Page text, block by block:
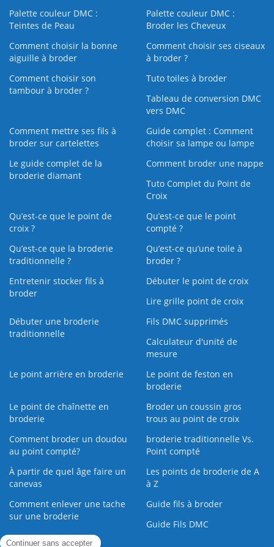
Palette couleur DMC :
Teintes de Peau
Palette couleur DMC :
Broder les Cheveux
Comment choisir la bonne
aiguille à broder
Comment choisir ses ciseaux
à broder ?
Comment choisir son
tambour à broder ?
Tuto toiles à broder
Tableau de conversion DMC
vers DMC
Comment mettre ses fils à
broder sur cartelettes
Guide complet : Comment
choisir sa lampe ou lampe
Le guide complet de la
broderie diamant
Comment broder une nappe
Tuto Complet du Point de
Croix
Qu’est-ce que le point de
croix ?
Qu’est-ce que le point
compté ?
Qu’est-ce que la broderie
traditionnelle ?
Qu’est‑ce qu’une toile à
broder ?
Entretenir stocker fils à
broder
Débuter le point de croix
Lire grille point de croix
Débuter une broderie
traditionnelle
Fils DMC supprimés
Calculateur d'unité de
mesure
Le point arrière en broderie
Le point de feston en
broderie
Le point de chaînette en
broderie
Broder un coussin gros
trous au point de croix
Comment broder un doudou
au point compté?
broderie traditionnelle Vs.
Point compté
À partir de quel âge faire un
canevas
Les points de broderie de A
à Z
Comment enlever une tache
sur une broderie
Guide fils à broder
Guide Fils DMC
Guide de la Broderie